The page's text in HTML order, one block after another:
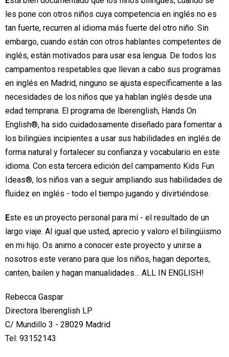
les pone con otros niños cuya competencia en inglés no es
tan fuerte, recurren al idioma más fuerte del otro niño. Sin
embargo, cuando están con otros hablantes competentes de
inglés, están motivados para usar esa lengua. De todos los
campamentos respetables que llevan a cabo sus programas
en inglés en Madrid, ninguno se ajusta específicamente a las
necesidades de los niños que ya hablan inglés desde una
edad temprana. El programa de Iberenglish, Hands On
English®, ha sido cuidadosamente diseñado para fomentar a
los bilingües incipientes a usar sus habilidades en inglés de
forma natural y fortalecer su confianza y vocabulario en este
idioma. Con esta tercera edición del campamento Kids Fun
Ideas®, los niños van a seguir ampliando sus habilidades de
fluidez en inglés - todo el tiempo jugando y divirtiéndose.
Este es un proyecto personal para mí - el resultado de un
largo viaje. Al igual que usted, aprecio y valoro el bilingüismo
en mi hijo. Os animo a conocer este proyecto y unirse a
nosotros este verano para que los niños, hagan deportes,
canten, bailen y hagan manualidades… ALL IN ENGLISH!
Rebecca Gaspar
Directora Iberenglish LP
C/ Mundillo 3 - 28029 Madrid
Tel: 93152143